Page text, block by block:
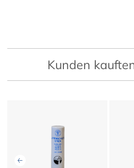
Kunden